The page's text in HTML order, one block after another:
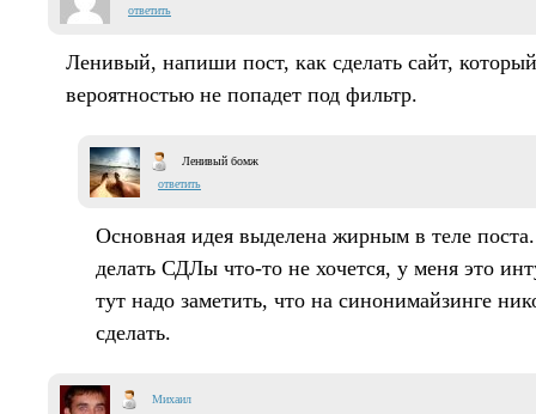
ответить
Ленивый, напиши пост, как сделать сайт,
вероятностью не попадет под фильтр.
Ленивый бомж
ответить
Основная идея выделена жирным в теле
делать СДЛы что-то не хочется, у меня это
тут надо заметить, что на синонимайзинге
сделать.
Михаил